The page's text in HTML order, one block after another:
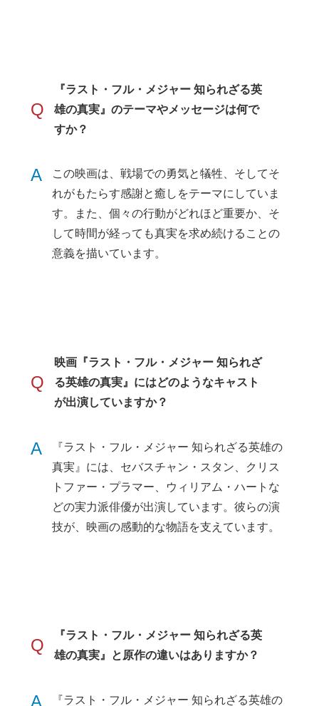
Q
『ラスト・フル・メジャー 知られざる英
雄の真実』のテーマやメッセージは何で
すか？
A
この映画は、戦場での勇気と犠牲、そしてそ
れがもたらす感謝と癒しをテーマにしていま
す。また、個々の行動がどれほど重要か、そ
して時間が経っても真実を求め続けることの
意義を描いています。
Q
映画『ラスト・フル・メジャー 知られざ
る英雄の真実』にはどのようなキャスト
が出演していますか？
A
『ラスト・フル・メジャー 知られざる英雄の
真実』には、セバスチャン・スタン、クリス
トファー・プラマー、ウィリアム・ハートな
どの実力派俳優が出演しています。彼らの演
技が、映画の感動的な物語を支えています。
Q
『ラスト・フル・メジャー 知られざる英
雄の真実』と原作の違いはありますか？
A
『ラスト・フル・メジャー 知られざる英雄の